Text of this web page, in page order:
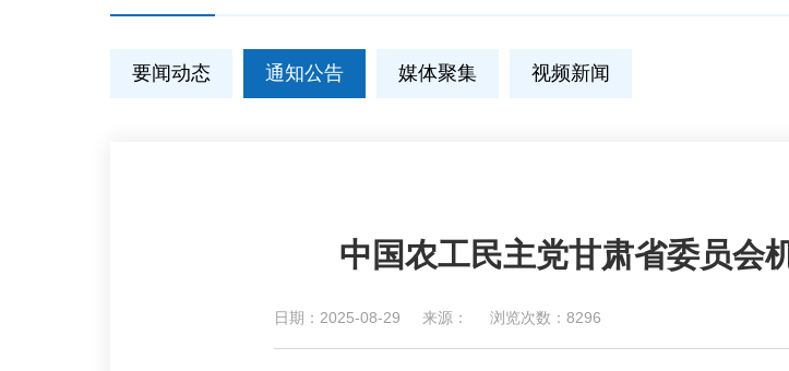
要闻动态 通知公告 媒体聚集 视频新闻
中国农工民主党甘肃省委员会
日期：2025-08-29 来源： 浏览次数：8296